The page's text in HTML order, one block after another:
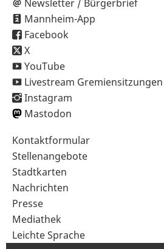
Newsletter / Bürgerbrief
Mannheim-App
Facebook
X
YouTube
Livestream Gremiensitzungen
Instagram
Mastodon
Sekundärnavigation
im
Fußbereich
Kontaktformular
Stellenangebote
Stadtkarten
Nachrichten
Presse
Mediathek
Leichte Sprache